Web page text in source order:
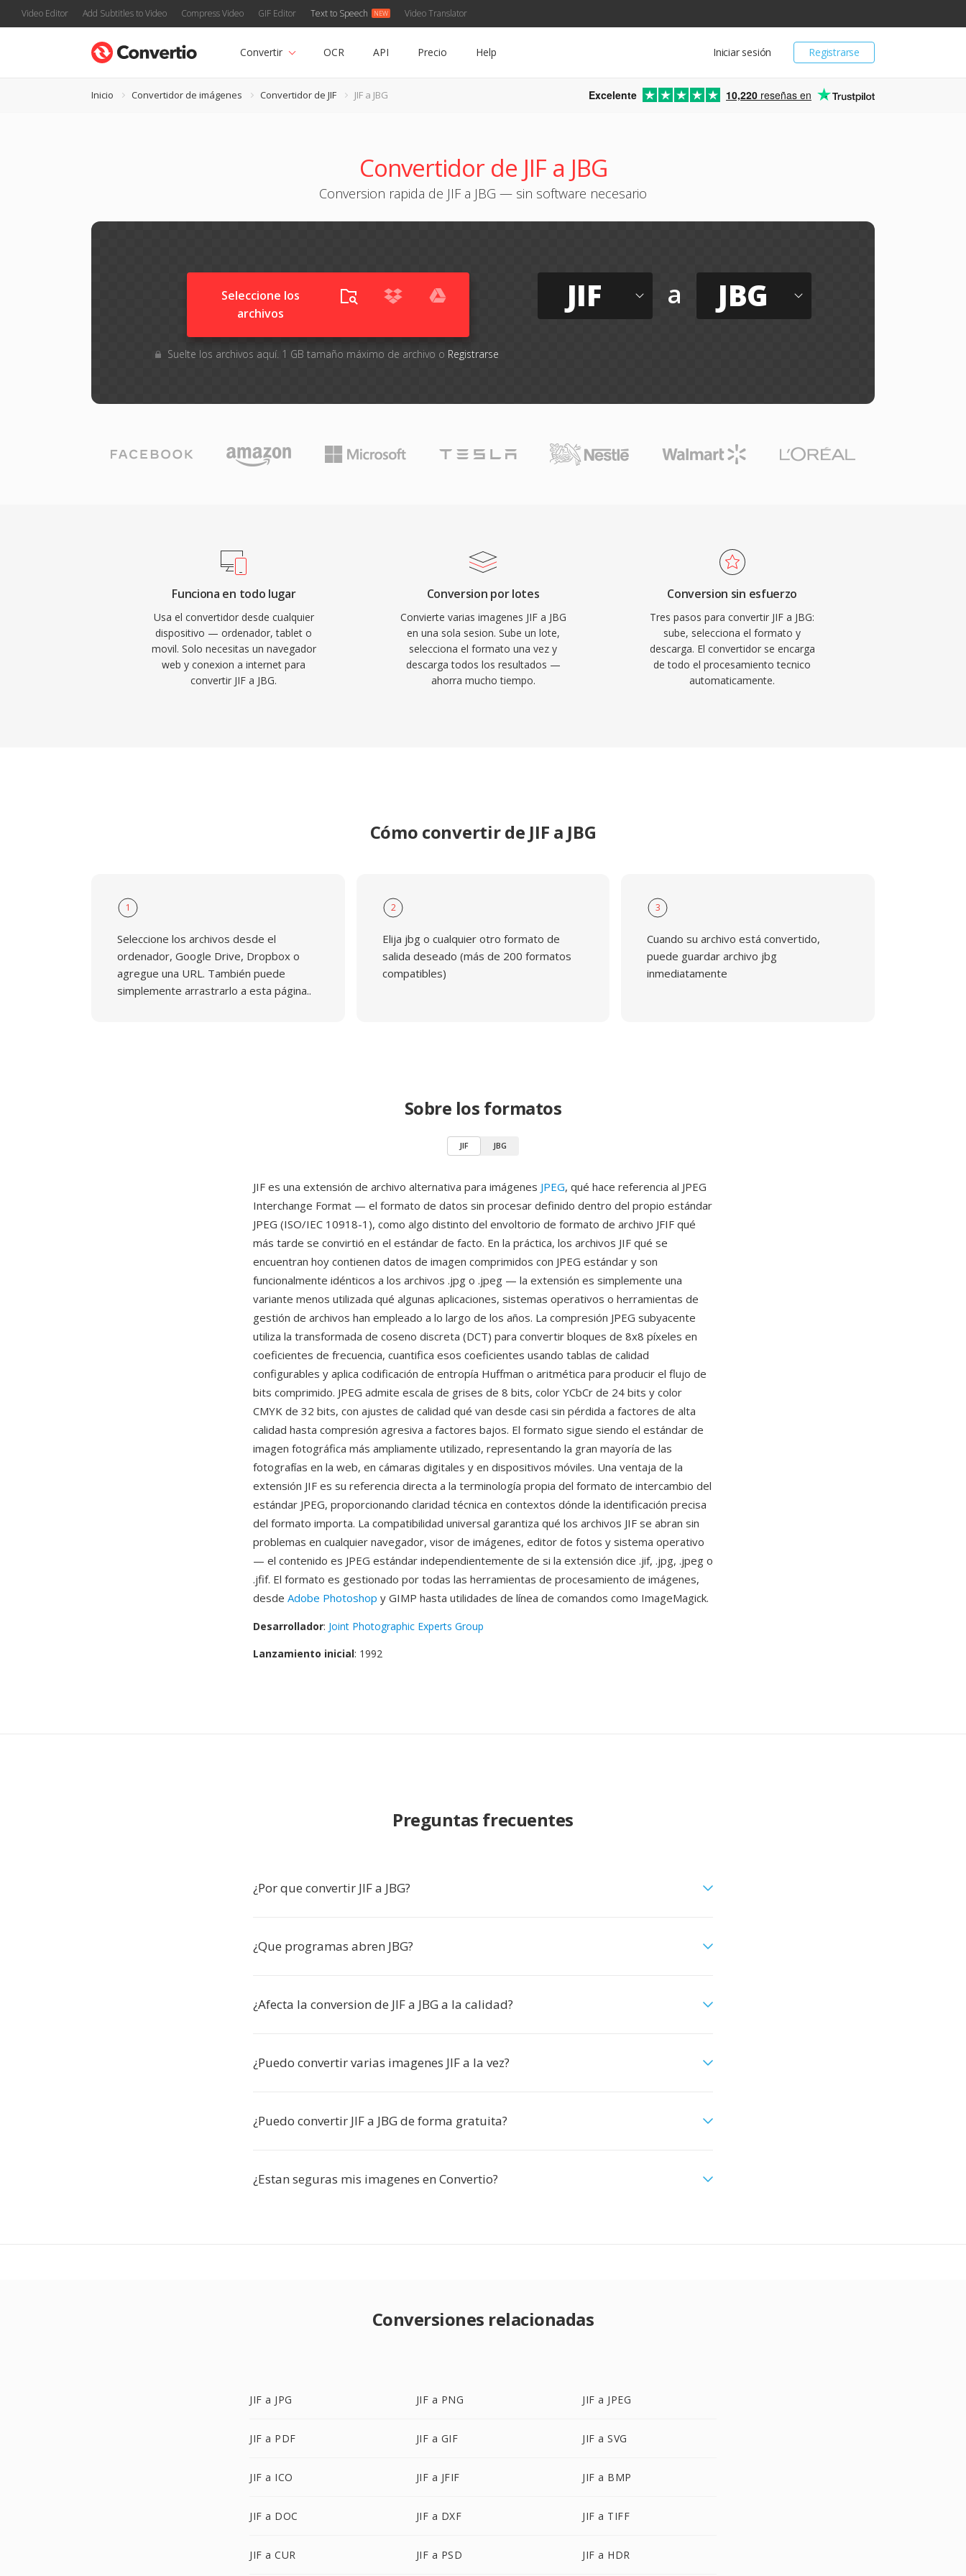
Video Editor Add Subtitles to Video Compress Video GIF Editor Text to Speech Video Translator
Registrarse
Iniciar sesión
Convertir OCR API Precio Help
Inicio Convertidor de imágenes Convertidor de JIF JIF a JBG Excelente 10,220 reseñas en
Convertidor de JIF a JBG
Conversion rapida de JIF a JBG — sin software necesario
Seleccione los
archivos
Suelte los archivos aquí. 1 GB tamaño máximo de archivo o Registrarse
JIF a JBG
Funciona en todo lugar
Usa el convertidor desde cualquier
dispositivo — ordenador, tablet o
movil. Solo necesitas un navegador
web y conexion a internet para
convertir JIF a JBG.
Conversion por lotes
Convierte varias imagenes JIF a JBG
en una sola sesion. Sube un lote,
selecciona el formato una vez y
descarga todos los resultados —
ahorra mucho tiempo.
Conversion sin esfuerzo
Tres pasos para convertir JIF a JBG:
sube, selecciona el formato y
descarga. El convertidor se encarga
de todo el procesamiento tecnico
automaticamente.
Cómo convertir de JIF a JBG
1
Seleccione los archivos desde el
ordenador, Google Drive, Dropbox o
agregue una URL. También puede
simplemente arrastrarlo a esta página..
2
Elija jbg o cualquier otro formato de
salida deseado (más de 200 formatos
compatibles)
3
Cuando su archivo está convertido,
puede guardar archivo jbg
inmediatamente
Sobre los formatos
JIF JBG
JIF es una extensión de archivo alternativa para imágenes JPEG, qué hace referencia al JPEG
Interchange Format — el formato de datos sin procesar definido dentro del propio estándar
JPEG (ISO/IEC 10918-1), como algo distinto del envoltorio de formato de archivo JFIF qué
más tarde se convirtió en el estándar de facto. En la práctica, los archivos JIF qué se
encuentran hoy contienen datos de imagen comprimidos con JPEG estándar y son
funcionalmente idénticos a los archivos .jpg o .jpeg — la extensión es simplemente una
variante menos utilizada qué algunas aplicaciones, sistemas operativos o herramientas de
gestión de archivos han empleado a lo largo de los años. La compresión JPEG subyacente
utiliza la transformada de coseno discreta (DCT) para convertir bloques de 8x8 píxeles en
coeficientes de frecuencia, cuantifica esos coeficientes usando tablas de calidad
configurables y aplica codificación de entropía Huffman o aritmética para producir el flujo de
bits comprimido. JPEG admite escala de grises de 8 bits, color YCbCr de 24 bits y color
CMYK de 32 bits, con ajustes de calidad qué van desde casi sin pérdida a factores de alta
calidad hasta compresión agresiva a factores bajos. El formato sigue siendo el estándar de
imagen fotográfica más ampliamente utilizado, representando la gran mayoría de las
fotografías en la web, en cámaras digitales y en dispositivos móviles. Una ventaja de la
extensión JIF es su referencia directa a la terminología propia del formato de intercambio del
estándar JPEG, proporcionando claridad técnica en contextos dónde la identificación precisa
del formato importa. La compatibilidad universal garantiza qué los archivos JIF se abran sin
problemas en cualquier navegador, visor de imágenes, editor de fotos y sistema operativo
— el contenido es JPEG estándar independientemente de si la extensión dice .jif, .jpg, .jpeg o
.jfif. El formato es gestionado por todas las herramientas de procesamiento de imágenes,
desde Adobe Photoshop y GIMP hasta utilidades de línea de comandos como ImageMagick.
Desarrollador: Joint Photographic Experts Group
Lanzamiento inicial: 1992
Preguntas frecuentes
¿Por que convertir JIF a JBG?
¿Que programas abren JBG?
¿Afecta la conversion de JIF a JBG a la calidad?
¿Puedo convertir varias imagenes JIF a la vez?
¿Puedo convertir JIF a JBG de forma gratuita?
¿Estan seguras mis imagenes en Convertio?
Conversiones relacionadas
JIF a JPG JIF a PNG JIF a JPEG
JIF a PDF JIF a GIF JIF a SVG
JIF a ICO JIF a JFIF JIF a BMP
JIF a DOC JIF a DXF JIF a TIFF
JIF a CUR JIF a PSD JIF a HDR